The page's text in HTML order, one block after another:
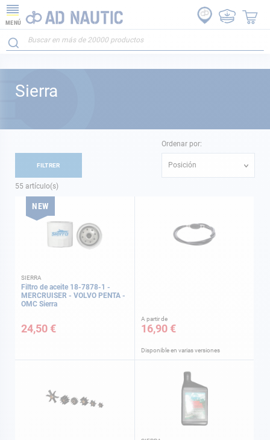
MENÚ
Sierra
55 artículo(s)
Ordenar por:
Posición
NEW
SIERRA
Filtro de aceite 18-7878-1 -
MERCRUISER - VOLVO PENTA -
OMC Sierra
24,50 €
A partir de
16,90 €
Disponible en varias versiones
FILTRER